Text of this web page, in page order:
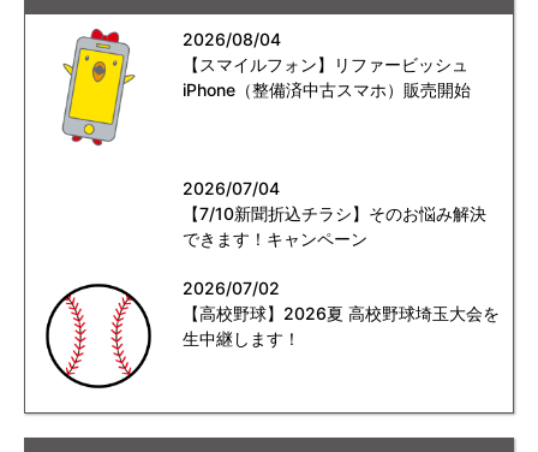
2026/08/04
【スマイルフォン】リファービッシュ
iPhone（整備済中古スマホ）販売開始
2026/07/04
【7/10新聞折込チラシ】そのお悩み解決
できます！キャンペーン
2026/07/02
【高校野球】2026夏 高校野球埼玉大会を
生中継します！